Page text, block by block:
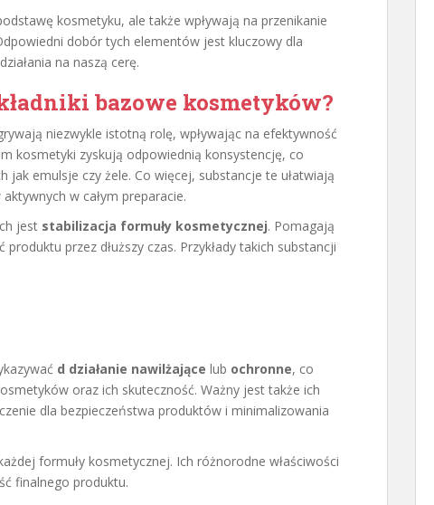
kosmetyku, ale także wpływają na przenikanie
dobór tych elementów jest kluczowy dla
na naszą cerę.
bazowe kosmetyków?
niezwykle istotną rolę, wpływając na efektywność
kosmetyki zyskują odpowiednią konsystencję, co
emulsje czy żele. Co więcej, substancje te ułatwiają
w całym preparacie.
jest stabilizacja formuły kosmetycznej. Pomagają
przez dłuższy czas. Przykłady takich substancji
d działanie nawilżające lub ochronne, co
oraz ich skuteczność. Ważny jest także ich
dla bezpieczeństwa produktów i minimalizowania
formuły kosmetycznej. Ich różnorodne właściwości
finalnego produktu.